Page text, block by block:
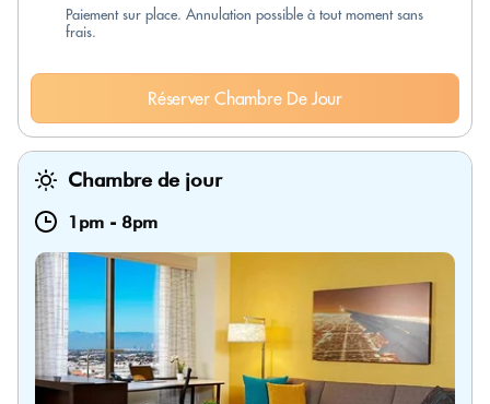
Paiement sur place. Annulation possible à tout moment sans
frais.
Réserver Chambre De Jour
Chambre de jour
1pm - 8pm